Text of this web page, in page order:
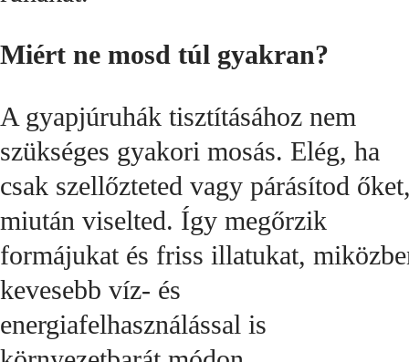
Miért ne mosd túl gyakran?
A gyapjúruhák tisztításához nem
szükséges gyakori mosás. Elég, ha
csak szellőzteted vagy párásítod
miután viselted. Így megőrzik
formájukat és friss illatukat,
kevesebb víz- és
energiafelhasználással is